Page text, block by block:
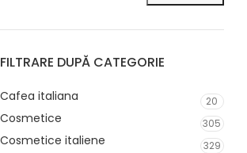
FILTRARE DUPĂ CATEGORIE
Cafea italiana 20
Cosmetice 305
Cosmetice italiene 329